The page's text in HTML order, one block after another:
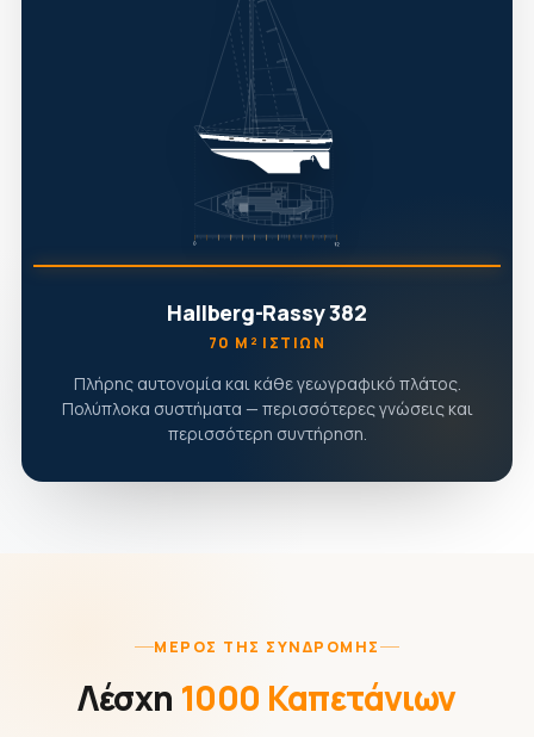
Hallberg-Rassy 382
70 Μ² ΙΣΤΊΩΝ
Πλήρης αυτονομία και κάθε γεωγραφικό πλάτος.
Πολύπλοκα συστήματα — περισσότερες γνώσεις και
περισσότερη συντήρηση.
ΜΈΡΟΣ ΤΗΣ ΣΥΝΔΡΟΜΉΣ
Λέσχη 1000 Καπετάνιων